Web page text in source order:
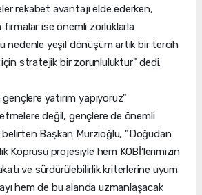
rekabet avantajı elde ederken,
firmalar ise önemli zorluklarla
nedenle yeşil dönüşüm artık bir tercih
stratejik bir zorunluluktur" dedi.
yatırım yapıyoruz"
değil, gençlere de önemli
Başkan Murzioğlu, "Doğudan
Köprüsü projesiyle hem KOBİ’lerimizin
ve sürdürülebilirlik kriterlerine uyum
hem de bu alanda uzmanlaşacak